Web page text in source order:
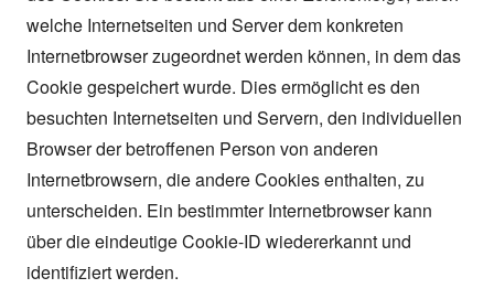
welche Internetseiten und Server dem konkreten
Internetbrowser zugeordnet werden können, in dem das
Cookie gespeichert wurde. Dies ermöglicht es den
besuchten Internetseiten und Servern, den individuellen
Browser der betroffenen Person von anderen
Internetbrowsern, die andere Cookies enthalten, zu
unterscheiden. Ein bestimmter Internetbrowser kann
über die eindeutige Cookie-ID wiedererkannt und
identifiziert werden.